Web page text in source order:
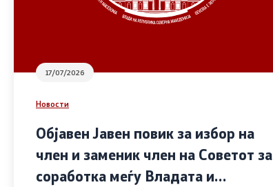
17/07/2026
Новости
Објавен Јавен повик за избор на
член и заменик член на Советот за
соработка меѓу Владата и